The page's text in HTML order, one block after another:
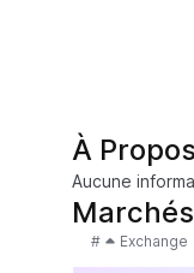
À
Aucune
# Exchange